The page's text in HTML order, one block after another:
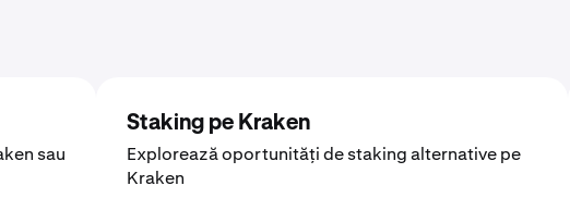
sau
Staking pe Kraken
Explorează oportunități de staking alternative pe
Kraken